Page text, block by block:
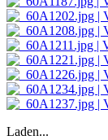
Laden...